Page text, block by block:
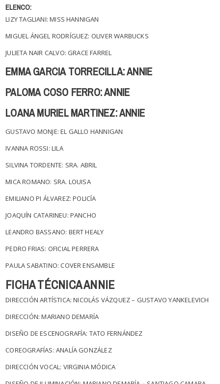
ELENCO:
LIZY TAGLIANI: MISS HANNIGAN
MIGUEL ÁNGEL RODRÍGUEZ: OLIVER WARBUCKS
JULIETA NAIR CALVO: GRACE FARREL
EMMA GARCIA TORRECILLA: ANNIE
PALOMA COSO FERRO: ANNIE
LOANA MURIEL MARTINEZ: ANNIE
GUSTAVO MONJE: EL GALLO HANNIGAN
IVANNA ROSSI: LILA
SILVINA TORDENTE: SRA. ABRIL
MICA ROMANO: SRA. LOUISA
EMILIANO PI ÁLVAREZ: POLICÍA
JOAQUÍN CATARINEU: PANCHO
LEANDRO BASSANO: BERT HEALY
PEDRO FRIAS: OFICIAL PERRERA
PAULA SABATINO: COVER ENSAMBLE
FICHA TÉCNICA ANNIE
DIRECCIÓN ARTÍSTICA: NICOLÁS VÁZQUEZ – GUSTAVO YANKELEVICH
DIRECCIÓN: MARIANO DEMARÍA
DISEÑO DE ESCENOGRAFÍA: TATO FERNÁNDEZ
COREOGRAFÍAS: ANALÍA GONZÁLEZ
DIRECCIÓN VOCAL: VIRGINIA MÓDICA